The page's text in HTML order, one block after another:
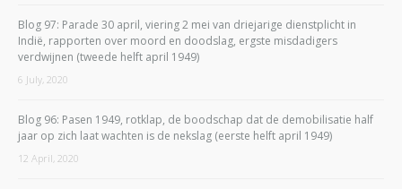
Blog 97: Parade 30 april, viering 2 mei van driejarige dienstplicht in
Indië, rapporten over moord en doodslag, ergste misdadigers
verdwijnen (tweede helft april 1949)
6 July, 2020
Blog 96: Pasen 1949, rotklap, de boodschap dat de demobilisatie half
jaar op zich laat wachten is de nekslag (eerste helft april 1949)
12 April, 2020